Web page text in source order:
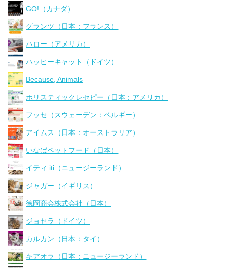
GO!（カナダ）
グランツ（日本：フランス）
ハロー（アメリカ）
ハッピーキャット（ドイツ）
Because, Animals
ホリスティックレセピー（日本：アメリカ）
フッセ（スウェーデン：ベルギー）
アイムス（日本：オーストラリア）
いなばペットフード（日本）
イティ iti（ニュージーランド）
ジャガー（イギリス）
徳岡商会株式会社（日本）
ジョセラ（ドイツ）
カルカン（日本：タイ）
キアオラ（日本：ニュージーランド）